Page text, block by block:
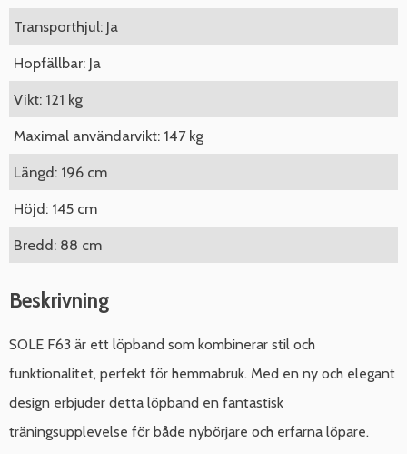
Transporthjul: Ja
Hopfällbar: Ja
Vikt: 121 kg
Maximal användarvikt: 147 kg
Längd: 196 cm
Höjd: 145 cm
Bredd: 88 cm
Beskrivning
SOLE F63 är ett löpband som kombinerar stil och
funktionalitet, perfekt för hemmabruk. Med en ny och elegant
design erbjuder detta löpband en fantastisk
träningsupplevelse för både nybörjare och erfarna löpare.